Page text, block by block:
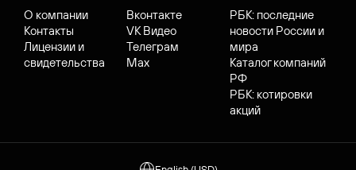
О компании
Контакты
Лицензии и
свидетельства
Вконтакте
VK Видео
Телеграм
Max
РБК: последние
новости России и
мира
Каталог компаний
РФ
РБК: котировки
акций